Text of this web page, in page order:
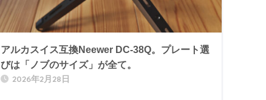
アルカスイス互換Neewer DC-38Q。プレート選
びは「ノブのサイズ」が全て。
2026年2月28日